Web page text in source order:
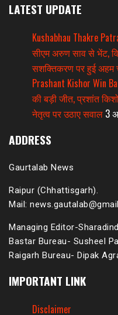
LATEST UPDATE
Kushabhau Thakre
सीएम अरुण साव से भेंट,
सशक्तिकरण पर हुई अहम
Prashant Kishor Win
की बड़ी जीत, प्रशांत
नेतृत्व पर उठाए सवाल 3
ADDRESS
Gaurtalab News
Raipur (Chhattisgarh).
Mail:
Managing Editor-
Bastar Bureau- Susheel
Raigarh Bureau- Dipak
IMPORTANT LINK
Disclaimer